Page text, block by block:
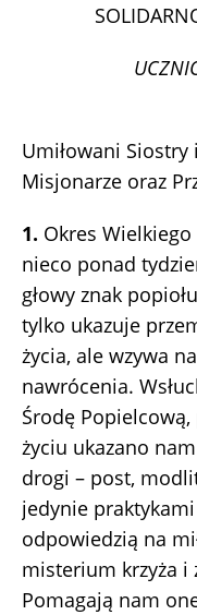
UCZNIOWIE-
Umiłowani
Misjonarze oraz
1. Okres
nieco ponad
głowy znak
tylko ukazuje
życia, ale wzywa
nawrócenia.
Środę
życiu ukazano
drogi – post,
jedynie
odpowiedzią na
misterium krzyża i
Pomagają nam